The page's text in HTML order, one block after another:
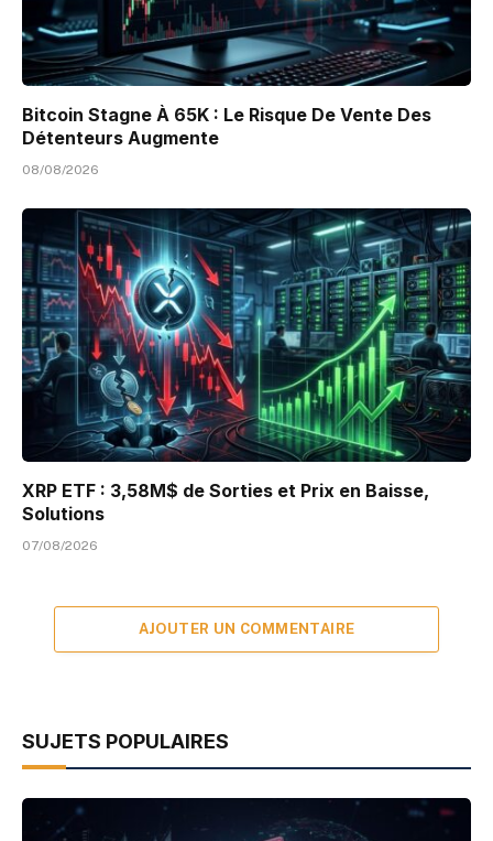
Bitcoin Stagne À 65K : Le Risque De Vente Des
Détenteurs Augmente
08/08/2026
XRP ETF : 3,58M$ de Sorties et Prix en Baisse,
Solutions
07/08/2026
AJOUTER UN COMMENTAIRE
SUJETS POPULAIRES